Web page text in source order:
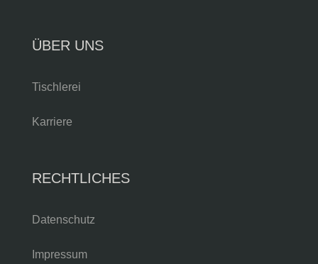
ÜBER UNS
Tischlerei
Karriere
RECHTLICHES
Datenschutz
Impressum